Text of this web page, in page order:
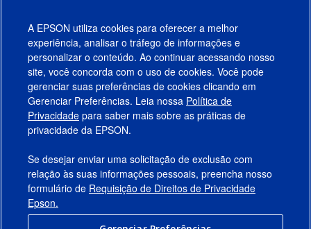
consulte asperguntas mais frequentes sobre o
macOS 10.14 Mojave.
Produtos
Suporte
Links Sugeridos
Empresa
A EPSON utiliza cookies para oferecer a melhor
experiência, analisar o tráfego de informações e
personalizar o conteúdo. Ao continuar acessando nosso
site, você concorda com o uso de cookies. Você pode
gerenciar suas preferências de cookies clicando em
Gerenciar Preferências. Leia nossa Política de
Privacidade para saber mais sobre as práticas de
privacidade da EPSON.
Se desejar enviar uma solicitação de exclusão com
relação às suas informações pessoais, preencha nosso
formulário de Requisição de Direitos de Privacidade
Epson.